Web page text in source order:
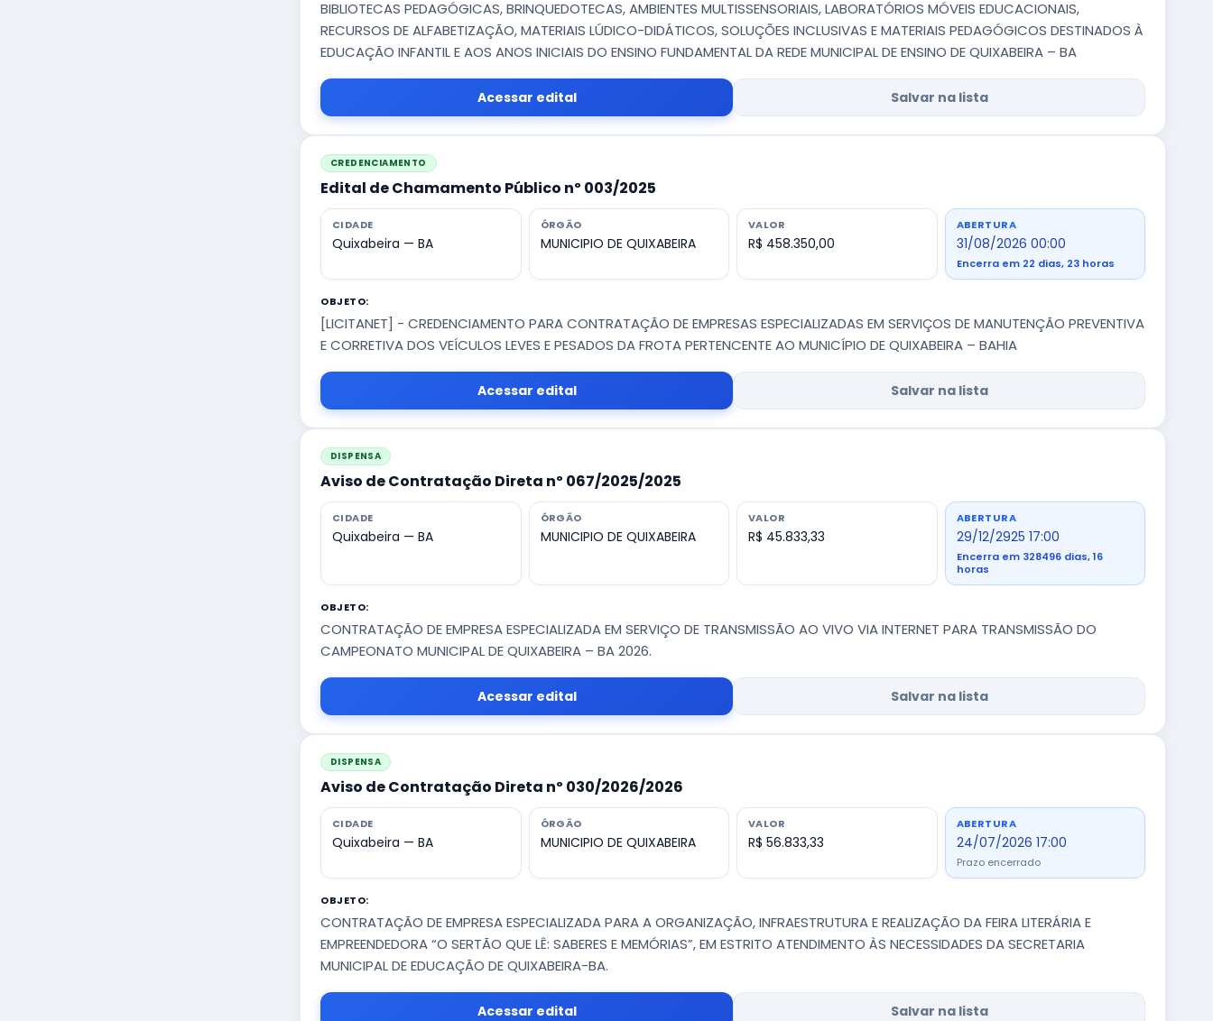
BIBLIOTECAS PEDAGÓGICAS, BRINQUEDOTECAS, AMBIENTES MULTISSENSORIAIS, LABORATÓRIOS MÓVEIS EDUCACIONAIS,
RECURSOS DE ALFABETIZAÇÃO, MATERIAIS LÚDICO-DIDÁTICOS, SOLUÇÕES INCLUSIVAS E MATERIAIS PEDAGÓGICOS DESTINADOS À
EDUCAÇÃO INFANTIL E AOS ANOS INICIAIS DO ENSINO FUNDAMENTAL DA REDE MUNICIPAL DE ENSINO DE QUIXABEIRA – BA
Acessar edital Salvar na lista
CREDENCIAMENTO
Edital de Chamamento Público nº 003/2025
CIDADE
Quixabeira — BA
ÓRGÃO
MUNICIPIO DE QUIXABEIRA
VALOR
R$ 458.350,00
ABERTURA
31/08/2026 00:00
Encerra em 22 dias, 23 horas
OBJETO:
[LICITANET] - CREDENCIAMENTO PARA CONTRATAÇÃO DE EMPRESAS ESPECIALIZADAS EM SERVIÇOS DE MANUTENÇÃO PREVENTIVA
E CORRETIVA DOS VEÍCULOS LEVES E PESADOS DA FROTA PERTENCENTE AO MUNICÍPIO DE QUIXABEIRA – BAHIA
Acessar edital Salvar na lista
DISPENSA
Aviso de Contratação Direta nº 067/2025/2025
CIDADE
Quixabeira — BA
ÓRGÃO
MUNICIPIO DE QUIXABEIRA
VALOR
R$ 45.833,33
ABERTURA
29/12/2925 17:00
Encerra em 328496 dias, 16
horas
OBJETO:
CONTRATAÇÃO DE EMPRESA ESPECIALIZADA EM SERVIÇO DE TRANSMISSÃO AO VIVO VIA INTERNET PARA TRANSMISSÃO DO
CAMPEONATO MUNICIPAL DE QUIXABEIRA – BA 2026.
Acessar edital Salvar na lista
DISPENSA
Aviso de Contratação Direta nº 030/2026/2026
CIDADE
Quixabeira — BA
ÓRGÃO
MUNICIPIO DE QUIXABEIRA
VALOR
R$ 56.833,33
ABERTURA
24/07/2026 17:00
Prazo encerrado
OBJETO:
CONTRATAÇÃO DE EMPRESA ESPECIALIZADA PARA A ORGANIZAÇÃO, INFRAESTRUTURA E REALIZAÇÃO DA FEIRA LITERÁRIA E
EMPREENDEDORA “O SERTÃO QUE LÊ: SABERES E MEMÓRIAS”, EM ESTRITO ATENDIMENTO ÀS NECESSIDADES DA SECRETARIA
MUNICIPAL DE EDUCAÇÃO DE QUIXABEIRA-BA.
Acessar edital Salvar na lista